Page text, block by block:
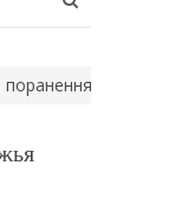
ворог завдав